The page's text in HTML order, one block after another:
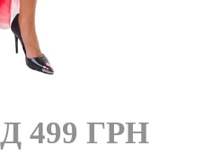
499 ГРН